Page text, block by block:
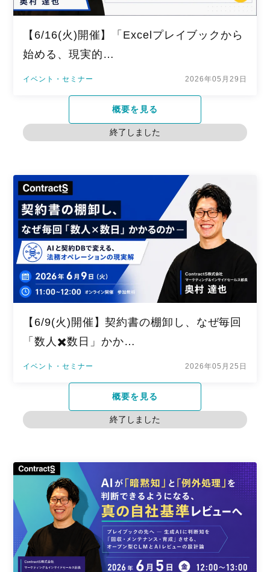
【6/16(火)開催】「Excelプレイブックから
始める、現実的…
イベント・セミナー 2026年05月29日
概要を見る
終了しました
【6/9(火)開催】契約書の棚卸し、なぜ毎回
「数人✖️数日」かか…
イベント・セミナー 2026年05月25日
概要を見る
終了しました